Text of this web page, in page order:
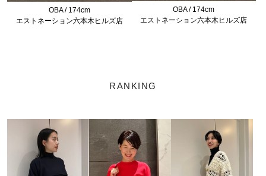
OBA / 174cm
エストネーション六本木ヒルズ店
OBA / 174cm
エストネーション六本木ヒルズ店
RANKING